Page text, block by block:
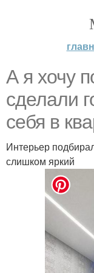
А я хочу
сделали
себя в
Интерьер
слишком яркий